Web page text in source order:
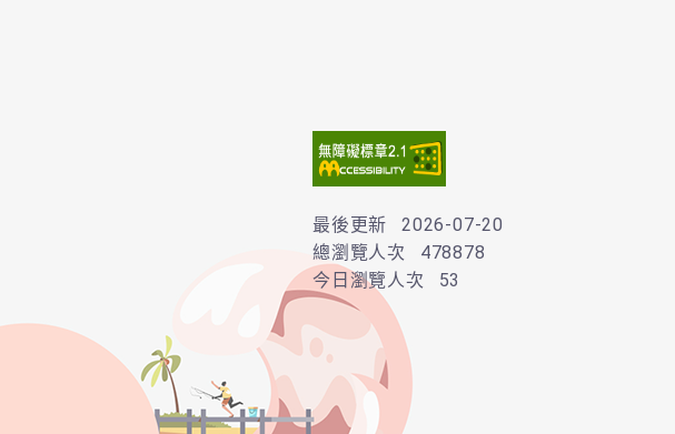
最後更新
2026-07-20
總瀏覽人次
478878
今日瀏覽人次
53